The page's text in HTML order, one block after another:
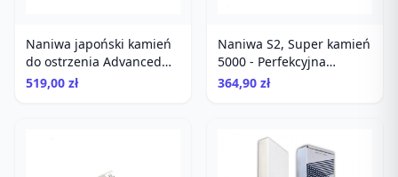
Naniwa japoński kamień
do ostrzenia Advanced
Super Stone 12000
519,00 zł
Naniwa S2, Super kamień
5000 - Perfekcyjna
Japonia w Twojej Kuchni!
364,90 zł